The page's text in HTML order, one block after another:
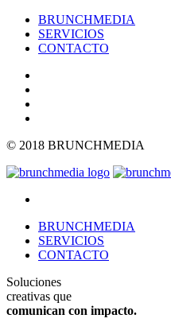
BRUNCHMEDIA
SERVICIOS
CONTACTO
© 2018 BRUNCHMEDIA
BRUNCHMEDIA
SERVICIOS
CONTACTO
Soluciones
creativas que
comunican con impacto.